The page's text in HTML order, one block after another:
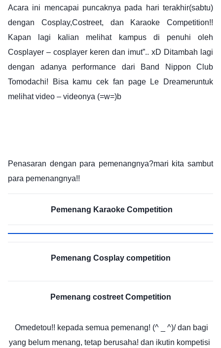
Acara ini mencapai puncaknya pada hari terakhir(sabtu)
dengan Cosplay,Costreet, dan Karaoke Competition!!
Kapan lagi kalian melihat kampus di penuhi oleh
Cosplayer – cosplayer keren dan imut”.. xD Ditambah lagi
dengan adanya performance dari Band Nippon Club
Tomodachi! Bisa kamu cek fan page
Le Dreameruntuk
melihat video – videonya (=w=)b
Penasaran dengan para pemenangnya?mari kita sambut
para pemenangnya!!
Pemenang Karaoke Competition
Pemenang Cosplay competition
Pemenang costreet Competition
Omedetou!! kepada semua pemenang! (^ _ ^)/ dan bagi
yang belum menang, tetap berusaha! dan ikutin kompetisi